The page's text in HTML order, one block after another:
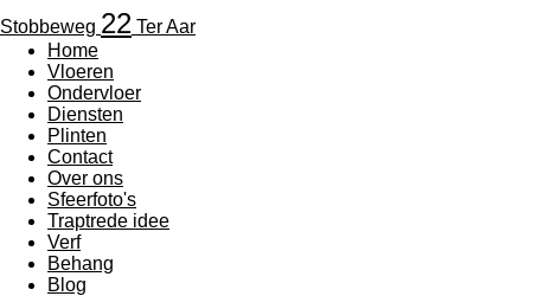
Stobbeweg 22 Ter Aar
Home
Vloeren
Ondervloer
Diensten
Plinten
Contact
Over ons
Sfeerfoto's
Traptrede idee
Verf
Behang
Blog